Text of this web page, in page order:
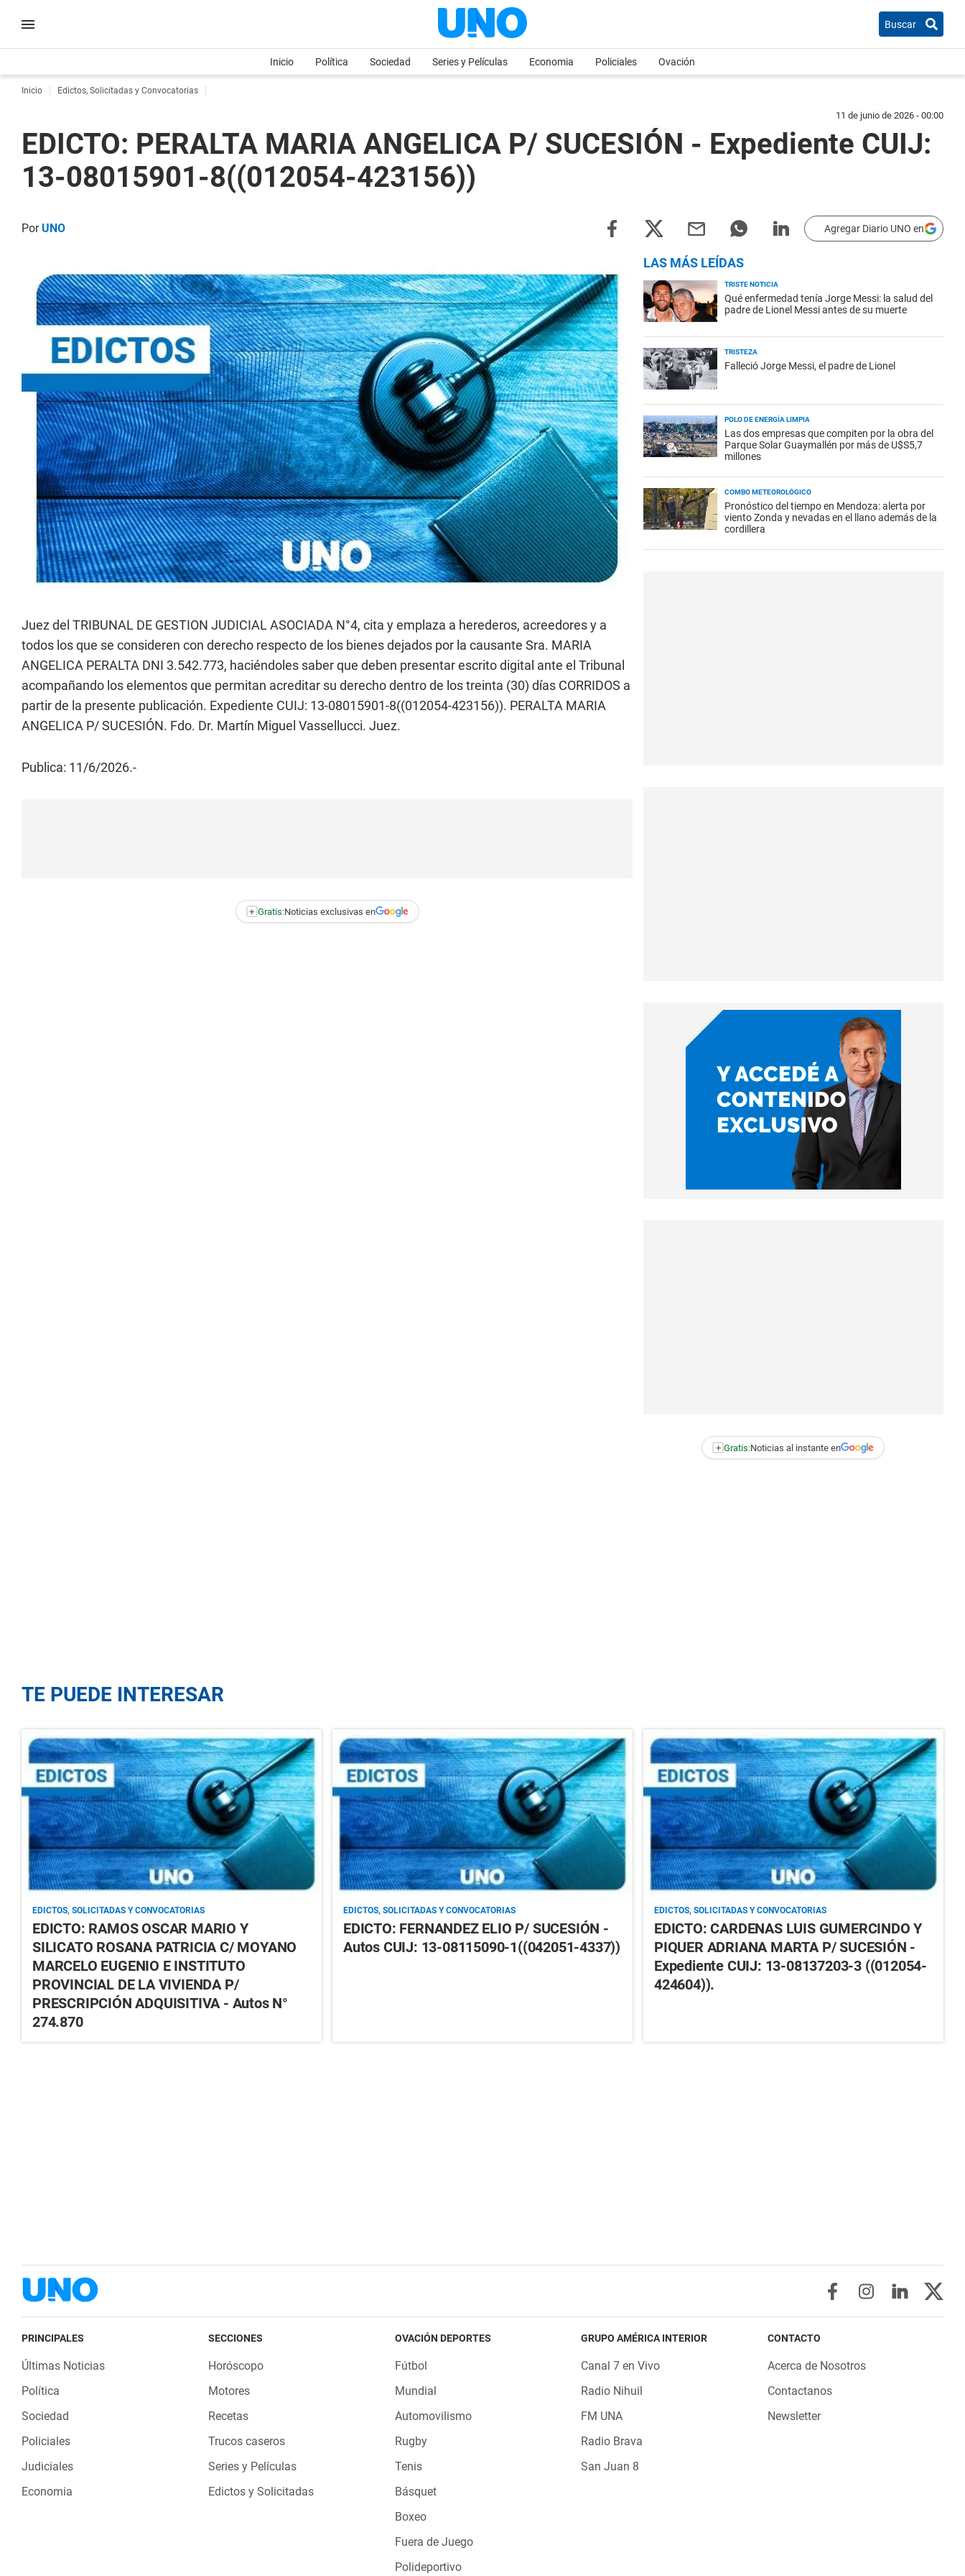
Buscar
Inicio Política Sociedad Series y Películas Economia Policiales Ovación
Inicio Edictos, Solicitadas y Convocatorias
11 de junio de 2026 - 00:00
EDICTO: PERALTA MARIA ANGELICA P/ SUCESIÓN - Expediente CUIJ:
13-08015901-8((012054-423156))
PorUNO Agregar Diario UNO en
Juez del TRIBUNAL DE GESTION JUDICIAL ASOCIADA N°4, cita y emplaza a herederos, acreedores y a
todos los que se consideren con derecho respecto de los bienes dejados por la causante Sra. MARIA
ANGELICA PERALTA DNI 3.542.773, haciéndoles saber que deben presentar escrito digital ante el Tribunal
acompañando los elementos que permitan acreditar su derecho dentro de los treinta (30) días CORRIDOS a
partir de la presente publicación. Expediente CUIJ: 13-08015901-8((012054-423156)). PERALTA MARIA
ANGELICA P/ SUCESIÓN. Fdo. Dr. Martín Miguel Vassellucci. Juez.
Publica: 11/6/2026.-
+ Gratis:Noticias exclusivas en
LAS MÁS LEÍDAS
TRISTE NOTICIA
Qué enfermedad tenía Jorge Messi: la salud del
padre de Lionel Messi antes de su muerte
TRISTEZA
Falleció Jorge Messi, el padre de Lionel
POLO DE ENERGÍA LIMPIA
Las dos empresas que compiten por la obra del
Parque Solar Guaymallén por más de U$S5,7
millones
COMBO METEOROLÓGICO
Pronóstico del tiempo en Mendoza: alerta por
viento Zonda y nevadas en el llano además de la
cordillera
+ Gratis:Noticias al instante en
TE PUEDE INTERESAR
EDICTOS, SOLICITADAS Y CONVOCATORIAS
EDICTO: RAMOS OSCAR MARIO Y
SILICATO ROSANA PATRICIA C/ MOYANO
MARCELO EUGENIO E INSTITUTO
PROVINCIAL DE LA VIVIENDA P/
PRESCRIPCIÓN ADQUISITIVA - Autos N°
274.870
EDICTOS, SOLICITADAS Y CONVOCATORIAS
EDICTO: FERNANDEZ ELIO P/ SUCESIÓN -
Autos CUIJ: 13-08115090-1((042051-4337))
EDICTOS, SOLICITADAS Y CONVOCATORIAS
EDICTO: CARDENAS LUIS GUMERCINDO Y
PIQUER ADRIANA MARTA P/ SUCESIÓN -
Expediente CUIJ: 13-08137203-3 ((012054-
424604)).
PRINCIPALES
Últimas Noticias
Política
Sociedad
Policiales
Judiciales
Economia
SECCIONES
Horóscopo
Motores
Recetas
Trucos caseros
Series y Películas
Edictos y Solicitadas
OVACIÓN DEPORTES
Fútbol
Mundial
Automovilismo
Rugby
Tenis
Básquet
Boxeo
Fuera de Juego
Polideportivo
GRUPO AMÉRICA INTERIOR
Canal 7 en Vivo
Radio Nihuil
FM UNA
Radio Brava
San Juan 8
CONTACTO
Acerca de Nosotros
Contactanos
Newsletter